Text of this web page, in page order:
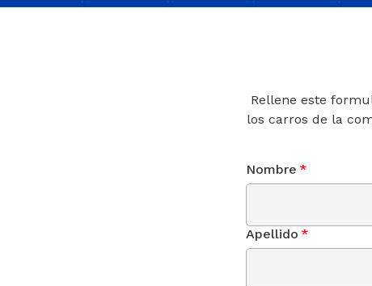
Rellene este
los carros de la
Nombre *
Apellido *